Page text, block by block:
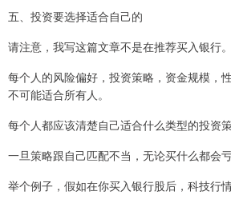
五、投资要选择适合自己的
请注意，我写这篇文章不是在推荐买入银行。
每个人的风险偏好，投资策略，资金规模，
不可能适合所有人。
每个人都应该清楚自己适合什么类型的投资策
一旦策略跟自己匹配不当，无论买什么都会亏
举个例子，假如在你买入银行股后，科技行情